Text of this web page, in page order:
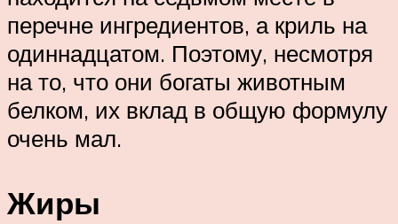
перечне ингредиентов, а криль на
одиннадцатом. Поэтому, несмотря
на то, что они богаты животным
белком, их вклад в общую формулу
очень мал.
Жиры